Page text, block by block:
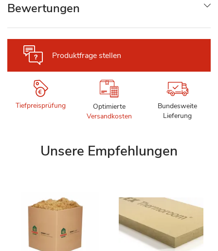
Produktfrage stellen
Tiefpreisprüfung
Optimierte
Versandkosten
Bundesweite
Lieferung
Bewertungen
Unsere Empfehlungen